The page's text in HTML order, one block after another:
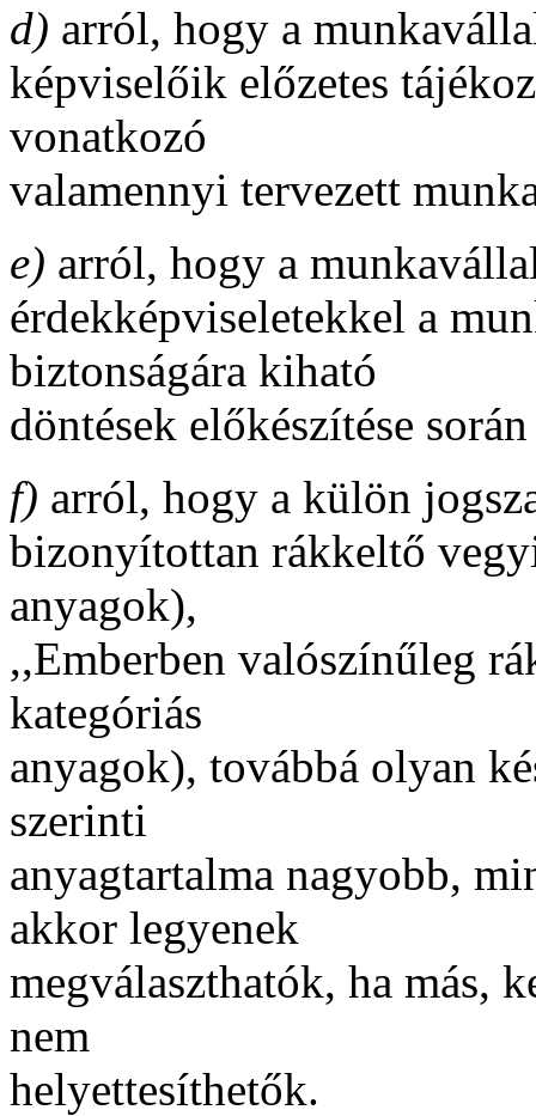
d) arról, hogy a
képviselőik előzetes
vonatkozó
valamennyi tervezett
e) arról, hogy a
érdekképviseletekkel a
biztonságára kiható
döntések előkészítése
f) arról, hogy a külön
bizonyítottan rákkeltő
anyagok),
,,Emberben valószínűleg
kategóriás
anyagok), továbbá olyan
szerinti
anyagtartalma nagyobb,
akkor legyenek
megválaszthatók, ha más,
nem
helyettesíthetők.